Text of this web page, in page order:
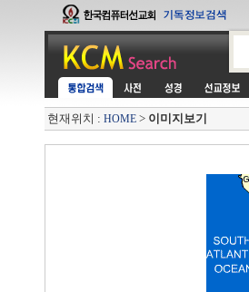
현재위치 : HOME > 이미지보기